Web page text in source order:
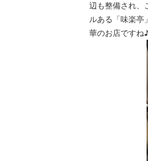
辺も整備され、
ルある「味楽亭
華のお店ですね